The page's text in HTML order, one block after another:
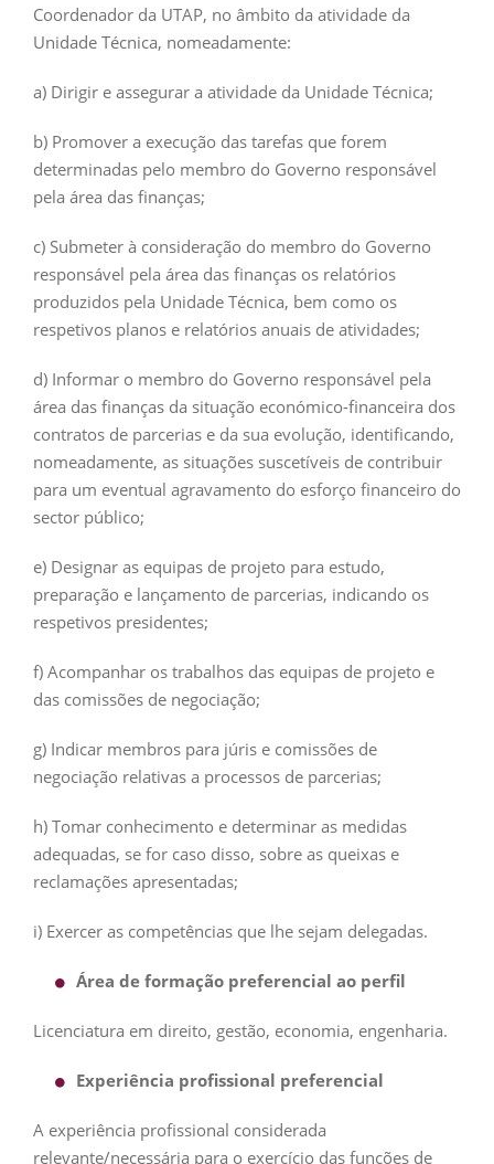
Coordenador da UTAP, no âmbito da atividade da
Unidade Técnica, nomeadamente:
a) Dirigir e assegurar a atividade da Unidade Técnica;
b) Promover a execução das tarefas que forem
determinadas pelo membro do Governo responsável
pela área das finanças;
c) Submeter à consideração do membro do Governo
responsável pela área das finanças os relatórios
produzidos pela Unidade Técnica, bem como os
respetivos planos e relatórios anuais de atividades;
d) Informar o membro do Governo responsável pela
área das finanças da situação económico-financeira dos
contratos de parcerias e da sua evolução, identificando,
nomeadamente, as situações suscetíveis de contribuir
para um eventual agravamento do esforço financeiro do
sector público;
e) Designar as equipas de projeto para estudo,
preparação e lançamento de parcerias, indicando os
respetivos presidentes;
f) Acompanhar os trabalhos das equipas de projeto e
das comissões de negociação;
g) Indicar membros para júris e comissões de
negociação relativas a processos de parcerias;
h) Tomar conhecimento e determinar as medidas
adequadas, se for caso disso, sobre as queixas e
reclamações apresentadas;
i) Exercer as competências que lhe sejam delegadas.
Área de formação preferencial ao perfil
Licenciatura em direito, gestão, economia, engenharia.
Experiência profissional preferencial
A experiência profissional considerada
relevante/necessária para o exercício das funções de